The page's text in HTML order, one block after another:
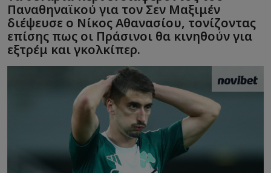
Παναθηναϊκού για τον Σεν Μαξιμέν
διέψευσε ο Νίκος Αθανασίου, τονίζοντας
επίσης πως οι Πράσινοι θα κινηθούν για
εξτρέμ και γκολκίπερ.